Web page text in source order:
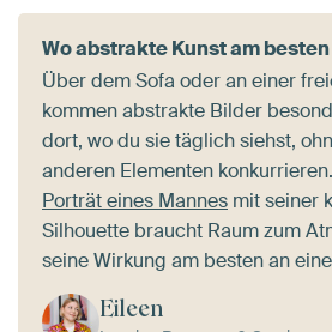
Wo abstrakte Kunst am
Über dem Sofa oder an einer
kommen abstrakte Bilder
dort, wo du sie täglich siehst,
anderen Elementen
Porträt eines Mannes mit seiner
Silhouette braucht Raum zum
seine Wirkung am besten an
Eileen